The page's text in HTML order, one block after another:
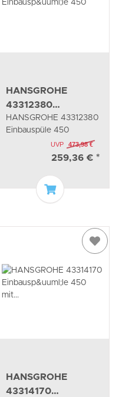
HANSGROHE
43312380
Einbauspüle 450
HANSGROHE 43312380
Einbauspüle 450
UVP 473,98 €
259,36 € *
In den
HANSGROHE
43314170